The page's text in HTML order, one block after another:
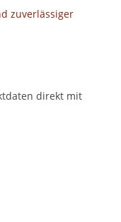
zuverlässiger
direkt mit